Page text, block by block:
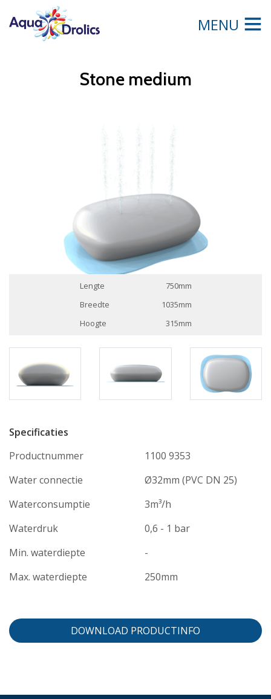
MENU
Stone medium
Lengte
750mm
Breedte
1035mm
Hoogte
315mm
Specificaties
Productnummer
1100 9353
Water connectie
Ø32mm (PVC DN 25)
Waterconsumptie
3m³/h
Waterdruk
0,6 - 1 bar
Min. waterdiepte
-
Max. waterdiepte
250mm
DOWNLOAD PRODUCTINFO